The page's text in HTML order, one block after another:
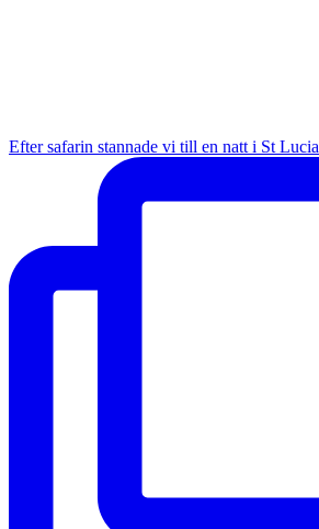
Efter safarin stannade vi till en natt i St Lucia